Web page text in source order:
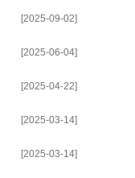
[2025-09-02]
[2025-06-04]
[2025-04-22]
[2025-03-14]
[2025-03-14]